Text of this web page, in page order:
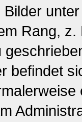
Rang,
befindet